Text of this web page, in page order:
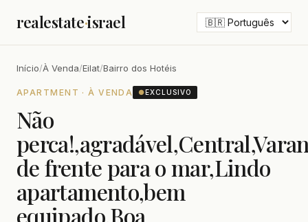
realestate·israel
Início/À Venda/Eilat/Bairro dos Hotéis
APARTMENT · À VENDA ●EXCLUSIVO
Não
de frente para o mar,Lindo
apartamento,bem
equipado,Boa